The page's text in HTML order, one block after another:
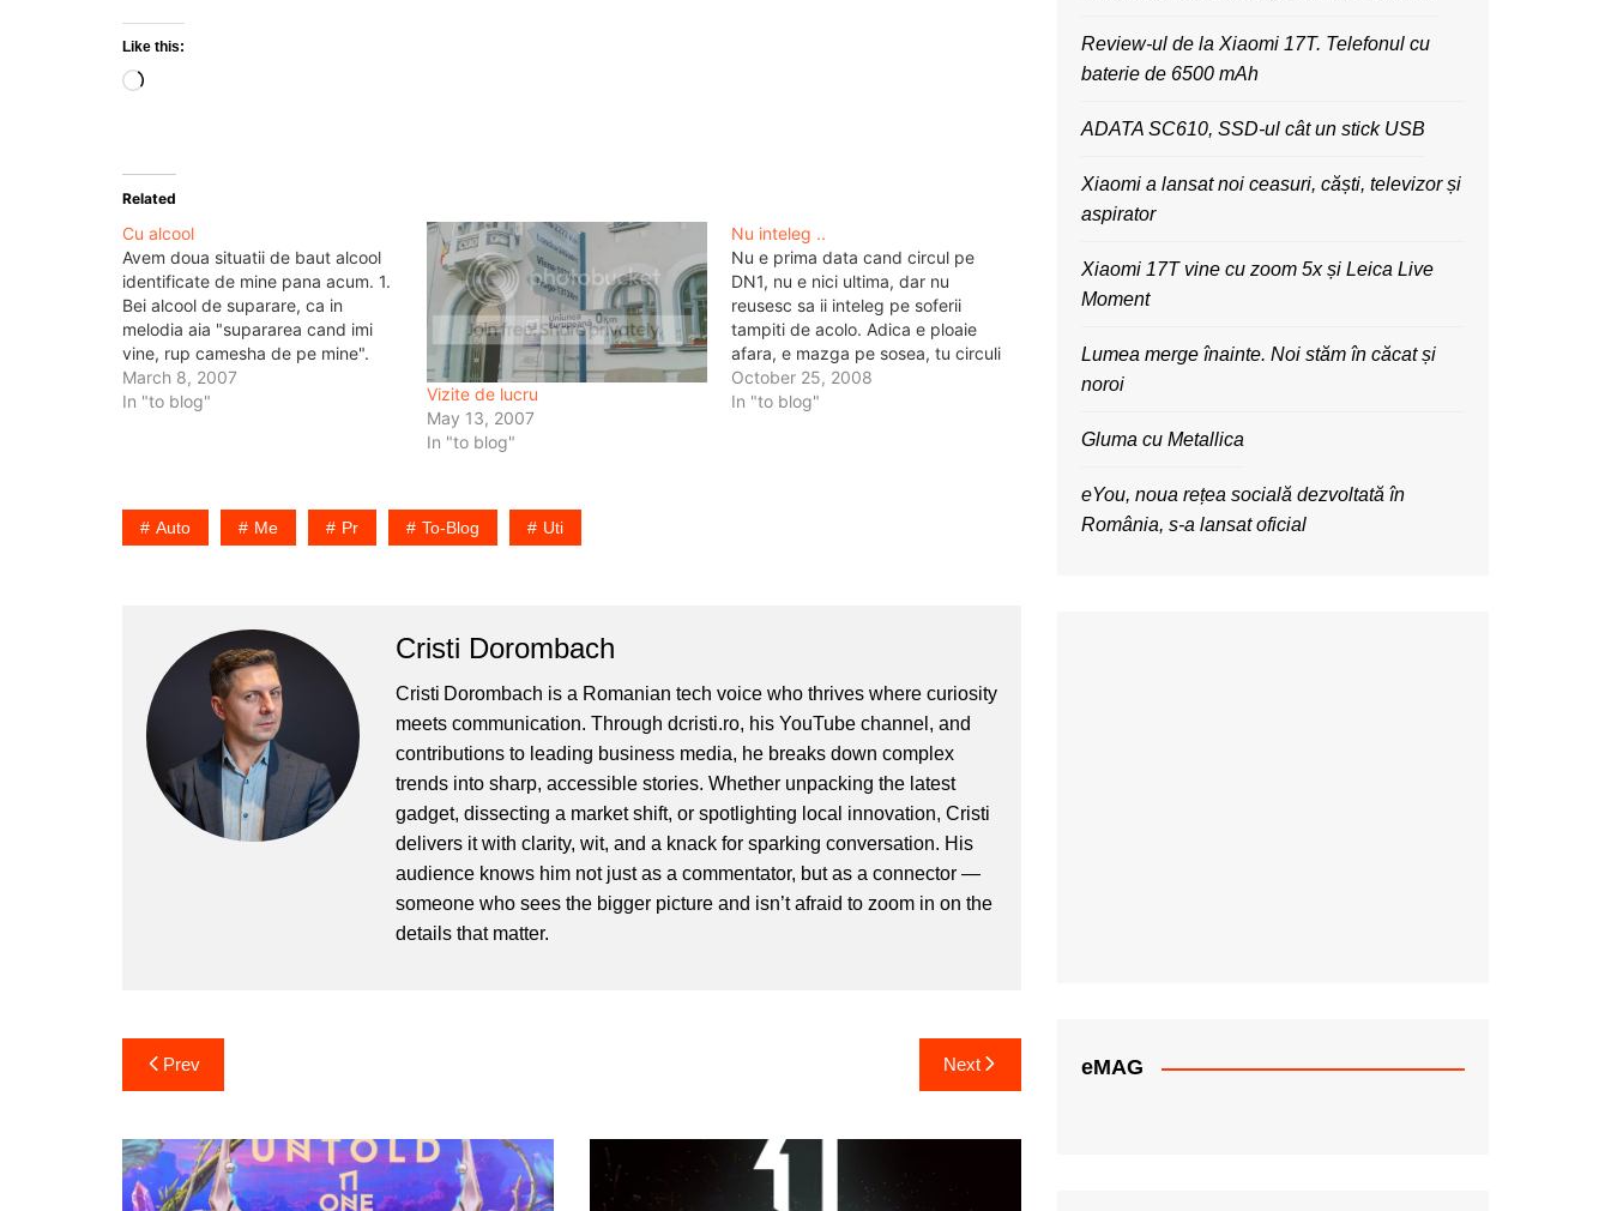
Like this:
Loading…
Related
Cu alcool
Avem doua situatii de baut alcool
identificate de mine pana acum. 1.
Bei alcool de suparare, ca in
melodia aia "supararea cand imi
vine, rup camesha de pe mine".
Atunci bei si te imbeti, relativ
repede. Sau cel putin te ametesti,
March 8, 2007
In "to blog"
Vizite de lucru
May 13, 2007
In "to blog"
Nu inteleg ..
Nu e prima data cand circul pe
DN1, nu e nici ultima, dar nu
reusesc sa ii inteleg pe soferii
tampiti de acolo. Adica e ploaie
afara, e mazga pe sosea, tu circuli
cu 140 km/h ca sa opresti peste 2
kilometri, ori ca e radar, ori ca iti
October 25, 2008
In "to blog"
Auto Me Pr To-Blog Uti
Cristi Dorombach
Cristi Dorombach is a Romanian tech voice who thrives where curiosity
meets communication. Through dcristi.ro, his YouTube channel, and
contributions to leading business media, he breaks down complex
trends into sharp, accessible stories. Whether unpacking the latest
gadget, dissecting a market shift, or spotlighting local innovation, Cristi
delivers it with clarity, wit, and a knack for sparking conversation. His
audience knows him not just as a commentator, but as a connector —
someone who sees the bigger picture and isn’t afraid to zoom in on the
details that matter.
Post
navigation
Prev Next
Review-ul de la Xiaomi 17T. Telefonul cu
baterie de 6500 mAh
ADATA SC610, SSD-ul cât un stick USB
Xiaomi a lansat noi ceasuri, căști, televizor și
aspirator
Xiaomi 17T vine cu zoom 5x și Leica Live
Moment
Lumea merge înainte. Noi stăm în căcat și
noroi
Gluma cu Metallica
eYou, noua rețea socială dezvoltată în
România, s-a lansat oficial
eMAG